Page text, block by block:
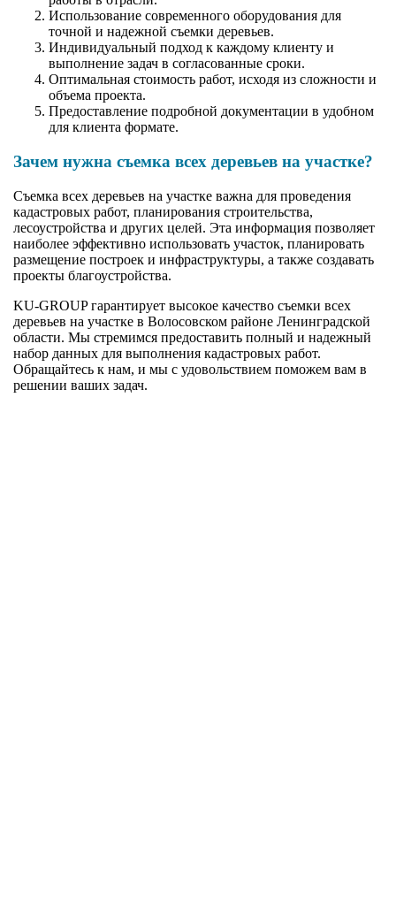
Использование современного оборудования для
точной и надежной съемки деревьев.
Индивидуальный подход к каждому клиенту и
выполнение задач в согласованные сроки.
Оптимальная стоимость работ, исходя из сложности и
объема проекта.
Предоставление подробной документации в удобном
для клиента формате.
Зачем нужна съемка всех деревьев на участке?
Съемка всех деревьев на участке важна для проведения
кадастровых работ, планирования строительства,
лесоустройства и других целей. Эта информация позволяет
наиболее эффективно использовать участок, планировать
размещение построек и инфраструктуры, а также создавать
проекты благоустройства.
KU-GROUP гарантирует высокое качество съемки всех
деревьев на участке в Волосовском районе Ленинградской
области. Мы стремимся предоставить полный и надежный
набор данных для выполнения кадастровых работ.
Обращайтесь к нам, и мы с удовольствием поможем вам в
решении ваших задач.